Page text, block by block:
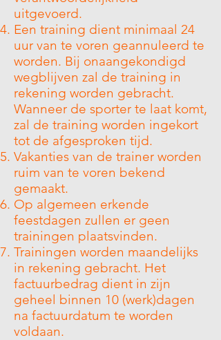
uitgevoerd.
Een training dient minimaal 24
uur van te voren geannuleerd te
worden. Bij onaangekondigd
wegblijven zal de training in
rekening worden gebracht.
Wanneer de sporter te laat komt,
zal de training worden ingekort
tot de afgesproken tijd.
Vakanties van de trainer worden
ruim van te voren bekend
gemaakt.
Op algemeen erkende
feestdagen zullen er geen
trainingen plaatsvinden.
Trainingen worden maandelijks
in rekening gebracht. Het
factuurbedrag dient in zijn
geheel binnen 10 (werk)dagen
na factuurdatum te worden
voldaan.